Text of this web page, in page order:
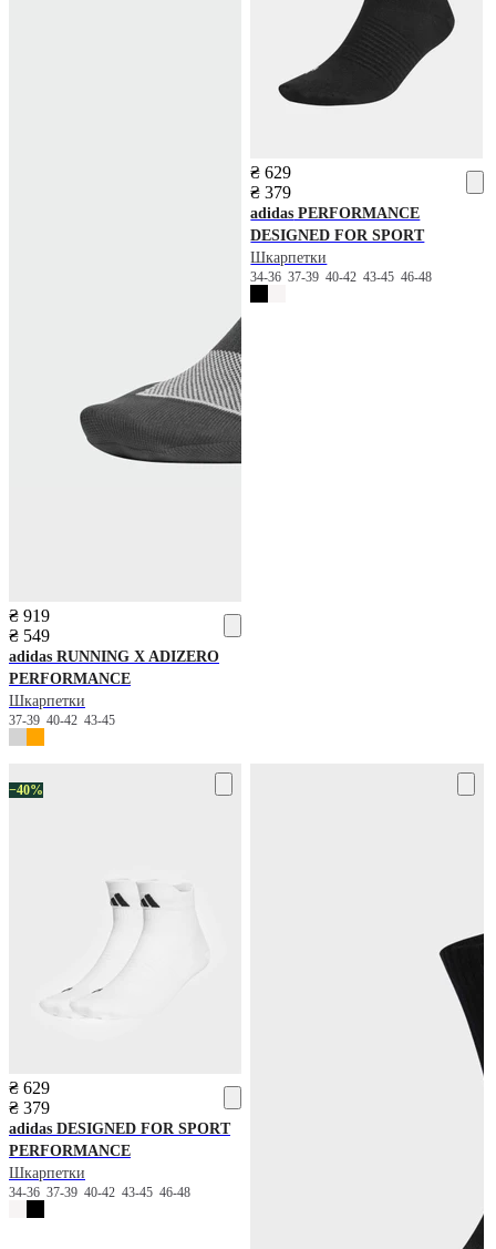
₴ 919
₴ 549
adidas RUNNING X ADIZERO
PERFORMANCE
Шкарпетки
37-39 40-42 43-45
₴ 629
₴ 379
adidas PERFORMANCE
DESIGNED FOR SPORT
Шкарпетки
34-3637-3940-4243-4546-48
−40%
₴ 629
₴ 379
adidas DESIGNED FOR SPORT
PERFORMANCE
Шкарпетки
34-36 37-39 40-42 43-45 46-48